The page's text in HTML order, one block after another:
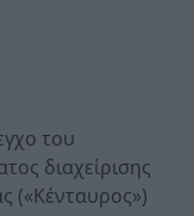
του
διαχείρισης
(«Κένταυρος»)